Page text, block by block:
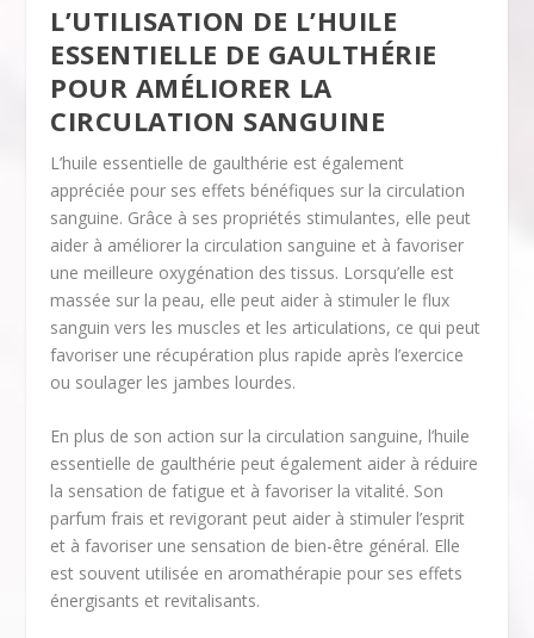
L’UTILISATION DE L’HUILE
ESSENTIELLE DE GAULTHÉRIE
POUR AMÉLIORER LA
CIRCULATION SANGUINE
L’huile essentielle de gaulthérie est également
appréciée pour ses effets bénéfiques sur la circulation
sanguine. Grâce à ses propriétés stimulantes, elle peut
aider à améliorer la circulation sanguine et à favoriser
une meilleure oxygénation des tissus. Lorsqu’elle est
massée sur la peau, elle peut aider à stimuler le flux
sanguin vers les muscles et les articulations, ce qui peut
favoriser une récupération plus rapide après l’exercice
ou soulager les jambes lourdes.
En plus de son action sur la circulation sanguine, l’huile
essentielle de gaulthérie peut également aider à réduire
la sensation de fatigue et à favoriser la vitalité. Son
parfum frais et revigorant peut aider à stimuler l’esprit
et à favoriser une sensation de bien-être général. Elle
est souvent utilisée en aromathérapie pour ses effets
énergisants et revitalisants.